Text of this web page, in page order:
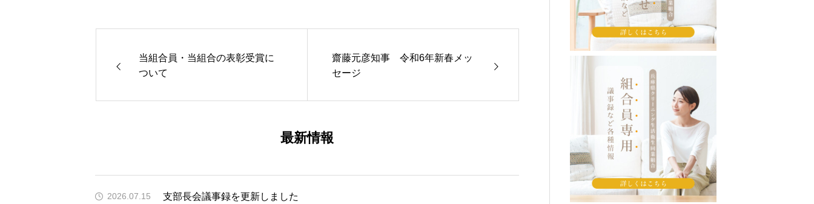
当組合員・当組合の表彰受賞に
ついて
齋藤元彦知事 令和6年新春メッ
セージ
最新情報
2026.07.15 支部長会議事録を更新しました